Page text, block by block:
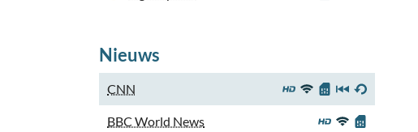
Nieuws
CNN
BBC World News